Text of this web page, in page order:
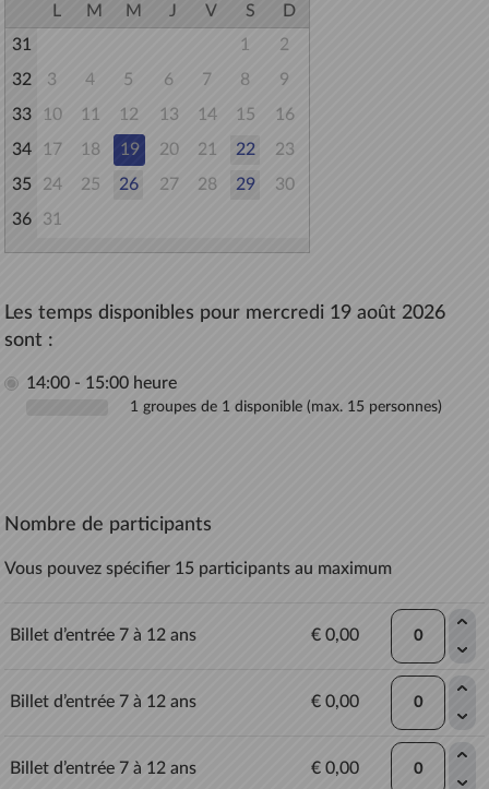
L M M J V S
D
31
1
2
32
3 4 5 6 7 8
9
33
10 11 12 13 14 15
16
34
17 18 19 20 21 22
23
35
24 25 26 27 28 29
30
36
31
Les temps disponibles pour mercredi 19 août 2026
sont :
14:00 - 15:00 heure
1 groupes de 1 disponible (max. 15 personnes)
Nombre de participants
Vous pouvez spécifier 15 participants au maximum
Billet d’entrée 7 à 12 ans € 0,00
Billet d’entrée 7 à 12 ans € 0,00
Billet d’entrée 7 à 12 ans € 0,00